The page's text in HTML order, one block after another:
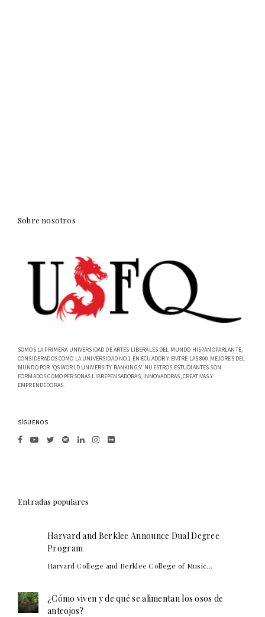
Sobre nosotros
SOMOS LA PRIMERA UNIVERSIDAD DE ARTES LIBERALES DEL MUNDO HISPANOPARLANTE,
CONSIDERADOS COMO LA UNIVERSIDAD NO.1 EN ECUADOR Y ENTRE LAS 800 MEJORES DEL
MUNDO POR 'QS WORLD UNIVERSITY RANKINGS'. NUESTROS ESTUDIANTES SON
FORMADOS COMO PERSONAS LIBREPENSADORAS, INNOVADORAS, CREATIVAS Y
EMPRENDEDORAS.
SÍGUENOS
Entradas populares
Harvard and Berklee Announce Dual Degree
Program
Harvard College and Berklee College of Music...
¿Cómo viven y de qué se alimentan los osos de
anteojos?